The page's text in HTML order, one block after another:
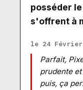
posséder le
s'offrent à
le 24 Février
Parfait,
prudente
puis, ça